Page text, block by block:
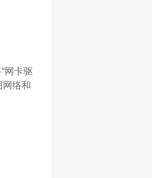
网卡驱
网络和